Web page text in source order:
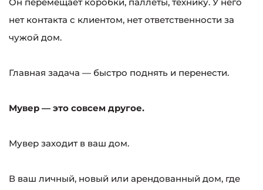
нет контакта с клиентом, нет ответственности за
чужой дом.
Главная задача — быстро поднять и перенести.
Мувер — это совсем другое.
Мувер заходит в ваш дом.
В ваш личный, новый или арендованный дом, где